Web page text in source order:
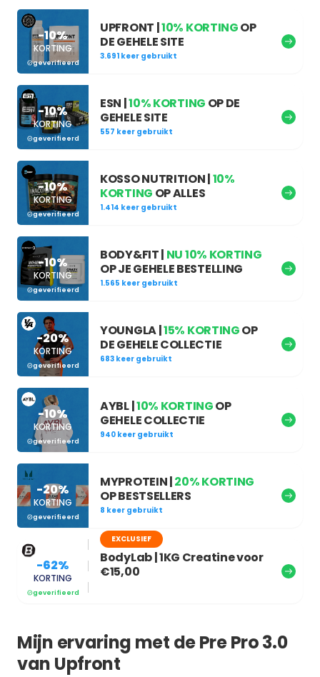
-10%
KORTING
geverifieerd
UPFRONT |10% KORTINGOP
DE GEHELE SITE
3.691 keer gebruikt
-10%
KORTING
geverifieerd
ESN |10% KORTING OP DE
GEHELE SITE
557 keer gebruikt
-10%
KORTING
geverifieerd
KOSSO NUTRITION |10%
KORTING OP ALLES
1.414 keer gebruikt
-10%
KORTING
geverifieerd
BODY&FIT | NU 10% KORTING
OP JE GEHELE BESTELLING
1.565 keer gebruikt
-20%
KORTING
geverifieerd
YOUNGLA |15% KORTINGOP
DE GEHELE COLLECTIE
683 keer gebruikt
-10%
KORTING
geverifieerd
AYBL |10% KORTINGOP
GEHELE COLLECTIE
940 keer gebruikt
-20%
KORTING
geverifieerd
MYPROTEIN |20% KORTING
OP BESTSELLERS
8 keer gebruikt
-62%
KORTING
geverifieerd
EXCLUSIEF
BodyLab | 1KG Creatine voor
€15,00
Mijn ervaring met de Pre Pro 3.0
van Upfront